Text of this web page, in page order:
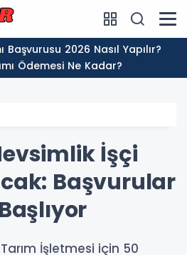
Ödemesi Ne Kadar?
İşçi
Başvurular
İşletmesi için 50